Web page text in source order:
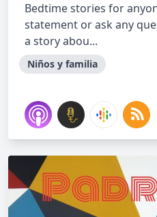
Bedtime stories for
statement or ask any
a story abou...
Niños y familia